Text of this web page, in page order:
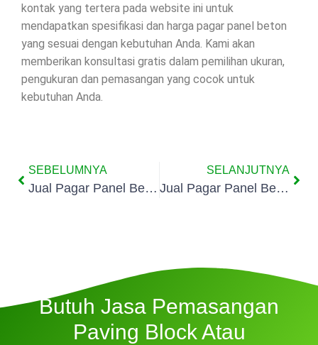
kontak yang tertera pada website ini untuk
mendapatkan spesifikasi dan harga pagar panel beton
yang sesuai dengan kebutuhan Anda. Kami akan
memberikan konsultasi gratis dalam pemilihan ukuran,
pengukuran dan pemasangan yang cocok untuk
kebutuhan Anda.
SEBELUMNYA
Jual Pagar Panel Beton Di Jatinegara Kaum
SELANJUTNYA
Jual Pagar Panel Beton Di Pisangan Timur
Butuh Jasa Pemasangan
Paving Block Atau